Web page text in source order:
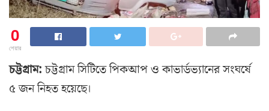
0
শেয়ার
চট্টগ্রাম:চট্টগ্রাম সিটিতে পিকআপ ও কাভার্ডভ্যানের সংঘর্ষে
৫ জন নিহত হয়েছে।